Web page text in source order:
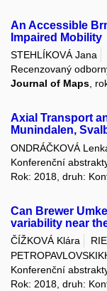
An Accessible
Impaired Mobility
STEHLÍKOVÁ Jana
Recenzovaný
Journal of Maps,
Axial Transport
Munindalen,
ONDRÁČKOVÁ
Konferenční
Rok: 2018, druh:
Can Brewer
variability near
ČÍŽKOVÁ Klára
Konferenční
Rok: 2018, druh: